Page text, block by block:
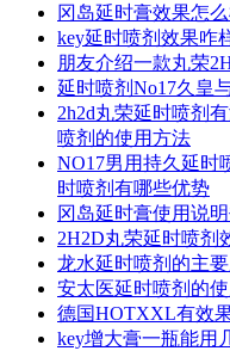
冈岛延时膏效果怎
key延时喷剂效果咋
朋友介绍一款丸荣
延时喷剂No17久皇
2h2d丸荣延时喷剂
喷剂的使用方法
NO17男用持久延时
时喷剂有哪些优势
冈岛延时膏使用说
2H2D丸荣延时喷剂
龙水延时喷剂的主
安太医延时喷剂的
德国HOTXXL有效
key增大膏一瓶能用